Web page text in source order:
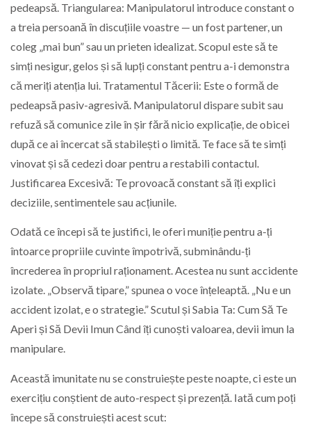
pedeapsă. Triangularea: Manipulatorul introduce constant o
a treia persoană în discuțiile voastre — un fost partener, un
coleg „mai bun” sau un prieten idealizat. Scopul este să te
simți nesigur, gelos și să lupți constant pentru a-i demonstra
că meriți atenția lui. Tratamentul Tăcerii: Este o formă de
pedeapsă pasiv-agresivă. Manipulatorul dispare subit sau
refuză să comunice zile în șir fără nicio explicație, de obicei
după ce ai încercat să stabilești o limită. Te face să te simți
vinovat și să cedezi doar pentru a restabili contactul.
Justificarea Excesivă: Te provoacă constant să îți explici
deciziile, sentimentele sau acțiunile.
Odată ce începi să te justifici, le oferi muniție pentru a-ți
întoarce propriile cuvinte împotrivă, subminându-ți
încrederea în propriul raționament. Acestea nu sunt accidente
izolate. „Observă tipare,” spunea o voce înțeleaptă. „Nu e un
accident izolat, e o strategie.” Scutul și Sabia Ta: Cum Să Te
Aperi și Să Devii Imun Când îți cunoști valoarea, devii imun la
manipulare.
Această imunitate nu se construiește peste noapte, ci este un
exercițiu conștient de auto-respect și prezență. Iată cum poți
începe să construiești acest scut: